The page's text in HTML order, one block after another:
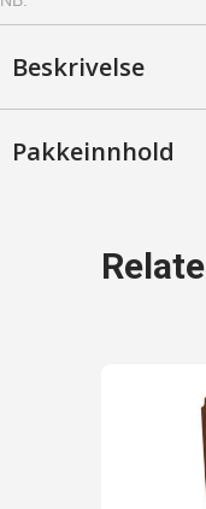
40-
antall
Beskrivelse
Pakkeinnhold